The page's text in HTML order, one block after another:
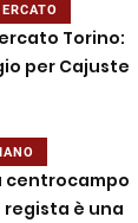
Torino:
per Cajuste
centrocampo
regista è una